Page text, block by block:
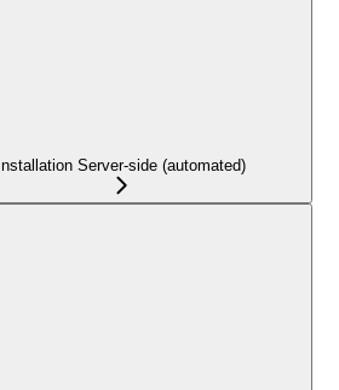
Installation Server-side (automated)